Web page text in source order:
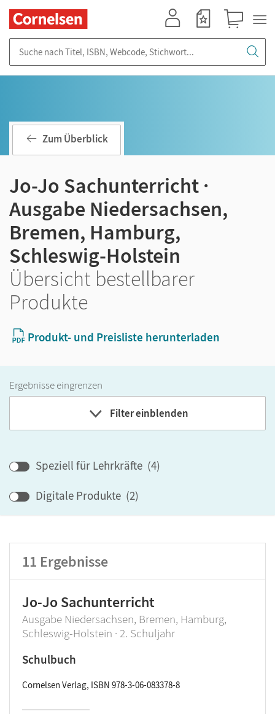
Zum Überblick
Jo-Jo Sachunterricht ·
Ausgabe Niedersachsen,
Bremen, Hamburg,
Schleswig-Holstein
Übersicht bestellbarer
Produkte
Produkt- und Preisliste herunterladen
Ergebnisse eingrenzen
Filter einblenden
Klassenstufe
Speziell für Lehrkräfte (4)
Digitale Produkte (2)
11 Ergebnisse
Jo-Jo Sachunterricht
Ausgabe Niedersachsen, Bremen, Hamburg,
Schleswig-Holstein · 2. Schuljahr
Schulbuch
Cornelsen Verlag, ISBN 978-3-06-083378-8